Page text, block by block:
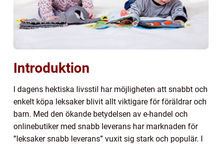
Introduktion
I dagens hektiska livsstil har möjligheten att snabbt och
enkelt köpa leksaker blivit allt viktigare för föräldrar och
barn. Med den ökande betydelsen av e-handel och
onlinebutiker med snabb leverans har marknaden för
”leksaker snabb leverans” vuxit sig stark och populär. I